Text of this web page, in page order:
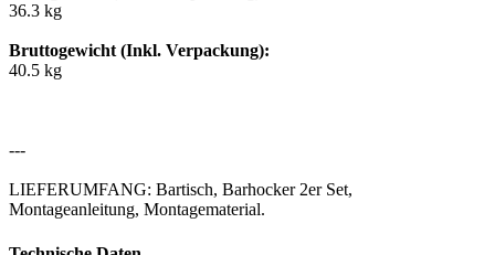
36.3 kg
Bruttogewicht (Inkl. Verpackung):
40.5 kg
---
LIEFERUMFANG: Bartisch, Barhocker 2er Set,
Montageanleitung, Montagematerial.